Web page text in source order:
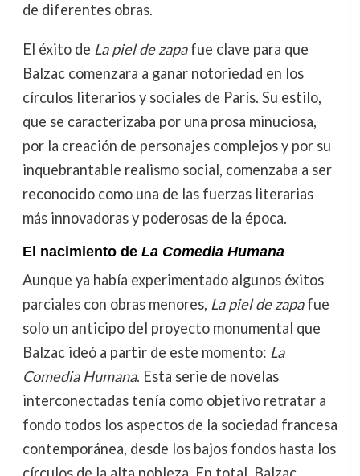
de diferentes obras.
El éxito de La piel de zapafue clave para que
Balzac comenzara a ganar notoriedad en los
círculos literarios y sociales de París. Su estilo,
que se caracterizaba por una prosa minuciosa,
por la creación de personajes complejos y por su
inquebrantable realismo social, comenzaba a ser
reconocido como una de las fuerzas literarias
más innovadoras y poderosas de la época.
El nacimiento de La Comedia Humana
Aunque ya había experimentado algunos éxitos
parciales con obras menores, La piel de zapafue
solo un anticipo del proyecto monumental que
Balzac ideó a partir de este momento: La
Comedia Humana. Esta serie de novelas
interconectadas tenía como objetivo retratar a
fondo todos los aspectos de la sociedad francesa
contemporánea, desde los bajos fondos hasta los